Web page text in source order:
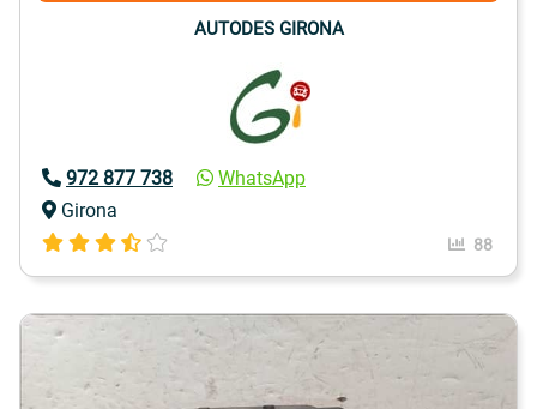
AUTODES GIRONA
972 877 738
WhatsApp
Girona
88